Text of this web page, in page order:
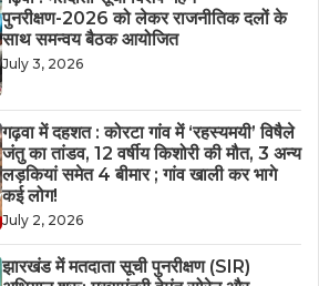
पुनरीक्षण-2026 को लेकर राजनीतिक दलों के
साथ समन्वय बैठक आयोजित
July 3, 2026
गढ़वा में दहशत : कोरटा गांव में ‘रहस्यमयी’ विषैले
जंतु का तांडव, 12 वर्षीय किशोरी की मौत, 3 अन्य
लड़कियां समेत 4 बीमार ; गांव खाली कर भागे
कई लोग!
July 2, 2026
झारखंड में मतदाता सूची पुनरीक्षण (SIR)